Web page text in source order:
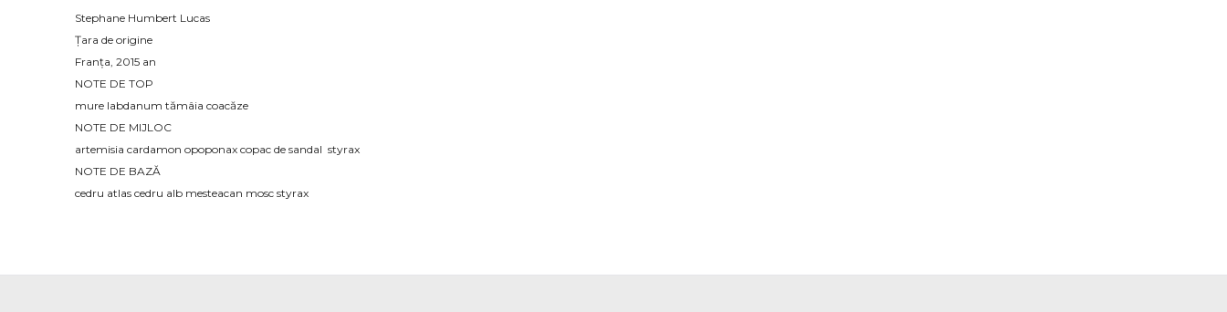
Stephane Humbert Lucas
Țara de origine
Franța, 2015 an
NOTE DE TOP
mure labdanum tămâia coacăze
NOTE DE MIJLOC
artemisia cardamon opoponax copac de sandal styrax
NOTE DE BAZĂ
cedru atlas cedru alb mesteacan mosc styrax